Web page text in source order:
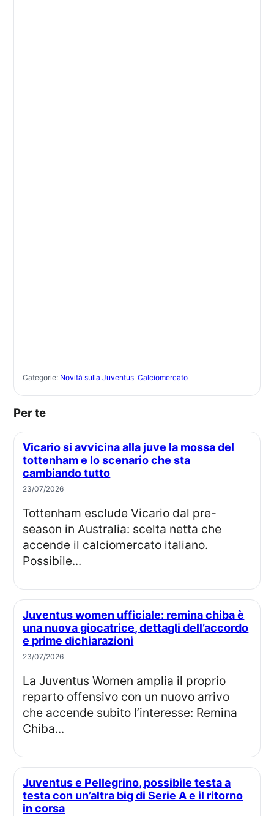
Categorie: Novità sulla Juventus Calciomercato
Per te
Vicario si avvicina alla juve la mossa del
tottenham e lo scenario che sta
cambiando tutto
23/07/2026
Tottenham esclude Vicario dal pre-
season in Australia: scelta netta che
accende il calciomercato italiano.
Possibile...
Juventus women ufficiale: remina chiba è
una nuova giocatrice, dettagli dell’accordo
e prime dichiarazioni
23/07/2026
La Juventus Women amplia il proprio
reparto offensivo con un nuovo arrivo
che accende subito l’interesse: Remina
Chiba...
Juventus e Pellegrino, possibile testa a
testa con un’altra big di Serie A e il ritorno
in corsa